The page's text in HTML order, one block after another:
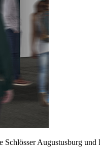
Schlösser Augustusburg und